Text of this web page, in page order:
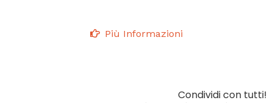
Più Informazioni
Condividi con tutti!